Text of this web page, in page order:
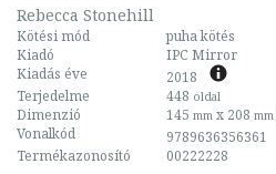
Rebecca Stonehill
Kötési mód
puha kötés
Kiadó
IPC Mirror
Kiadás éve
2018
Terjedelme
448 oldal
Dimenzió 145 mm x 208 mm
Vonalkód
9789636356361
Termékazonosító
00222228